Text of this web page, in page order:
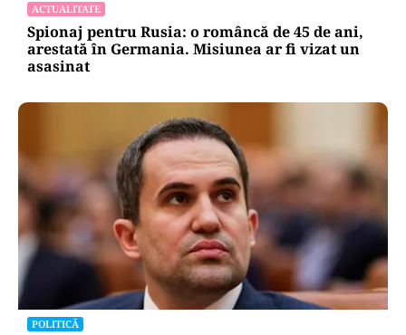
ACTUALITATE
Spionaj pentru Rusia: o româncă de 45 de ani,
arestată în Germania. Misiunea ar fi vizat un
asasinat
POLITICĂ